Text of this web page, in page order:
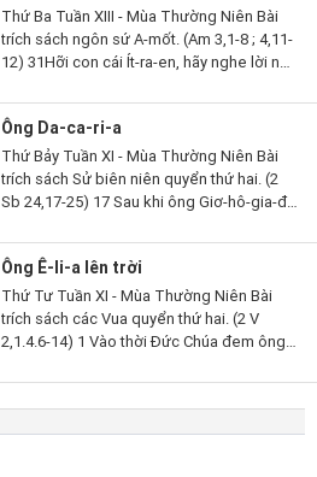
Thứ Ba Tuần XIII - Mùa Thường Niên Bài
trích sách ngôn sứ A-mốt. (Am 3,1-8 ; 4,11-
12) 31Hỡi con cái Ít-ra-en, hãy nghe lời này,
cáo toàn thể thị...
Ông Da-ca-ri-a
Thứ Bảy Tuần XI - Mùa Thường Niên Bài
trích sách Sử biên niên quyển thứ hai. (2
Sb 24,17-25) 17 Sau khi ông Giơ-hô-gia-đa
nhà vua và lúc ấy nhà vua...
Ông Ê-li-a lên trời
Thứ Tư Tuần XI - Mùa Thường Niên Bài
trích sách các Vua quyển thứ hai. (2 V
2,1.4.6-14) 1 Vào thời Đức Chúa đem ông
và ông Ê-li-sa rời Ghin-gan. 4 Các...